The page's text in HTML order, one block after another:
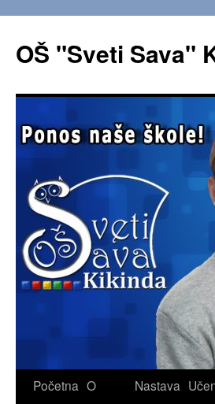
OŠ "Sveti Sava"
Skip
Početna O
Nastava